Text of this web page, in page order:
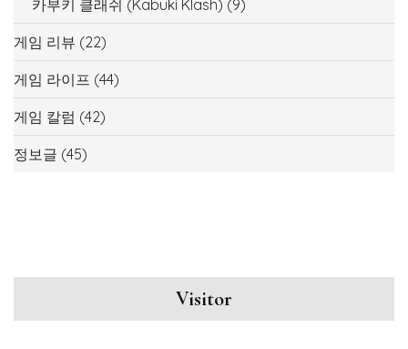
카부키 클래쉬 (Kabuki Klash) (9)
게임 리뷰 (22)
게임 라이프 (44)
게임 칼럼 (42)
정보글 (45)
Visitor